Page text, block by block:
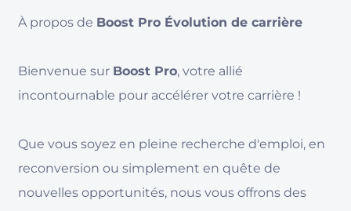
À propos de Boost Pro Évolution de carrière
Bienvenue sur Boost Pro, votre allié
incontournable pour accélérer votre carrière !
Que vous soyez en pleine recherche d'emploi, en
reconversion ou simplement en quête de
nouvelles opportunités, nous vous offrons des